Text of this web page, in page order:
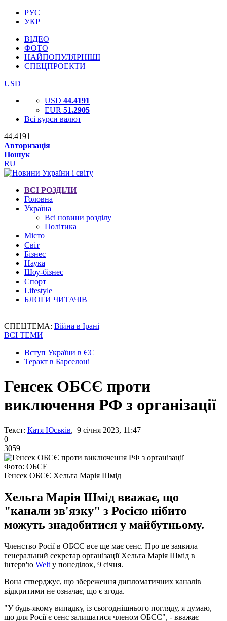
РУС
УКР
ВІДЕО
ФОТО
НАЙПОПУЛЯРНІШІ
СПЕЦПРОЕКТИ
USD
USD 44.4191
EUR 51.2905
Всі курси валют
44.4191
Авторизація
Пошук
RU
ВСІ РОЗДІЛИ
Головна
Україна
Всі новини розділу
Політика
Місто
Світ
Бізнес
Наука
Шоу-бізнес
Спорт
Lifestyle
БЛОГИ ЧИТАЧІВ
СПЕЦТЕМА: Війна в Ірані
ВСІ ТЕМИ
Вступ України в ЄС
Теракт в Барселоні
Генсек ОБСЄ проти
виключення РФ з організації
Текст: Катя Юськів, 9 січня 2023, 11:47
0
3059
Фото: ОБСЕ
Генсек ОБСЄ Хельга Марія Шмід
Хельга Марія Шмід вважає, що
"канали зв'язку" з Росією нібито
можуть знадобитися у майбутньому.
Членство Росії в ОБСЄ все ще має сенс. Про це заявила
генеральний секретар організації Хельга Марія Шмід в
інтерв'ю Welt у понеділок, 9 січня.
Вона стверджує, що збереження дипломатичних каналів
відкритими не означає, що є згода.
"У будь-якому випадку, із сьогоднішнього погляду, я думаю,
що для Росії є сенс залишатися членом ОБСЄ", - вважає